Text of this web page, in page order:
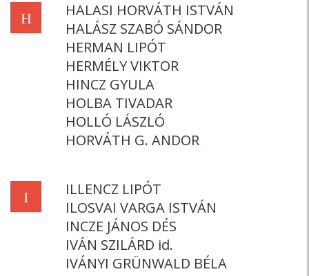
H
HALASI HORVÁTH ISTVÁN
HALÁSZ SZABÓ SÁNDOR
HERMAN LIPÓT
HERMÉLY VIKTOR
HINCZ GYULA
HOLBA TIVADAR
HOLLÓ LÁSZLÓ
HORVÁTH G. ANDOR
I
ILLENCZ LIPÓT
ILOSVAI VARGA ISTVÁN
INCZE JÁNOS DÉS
IVÁN SZILÁRD id.
IVÁNYI GRÜNWALD BÉLA